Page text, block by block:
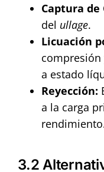
Captura de
del ullage.
Licuación
compresión
a estado
Reyección:
a la carga
3.2